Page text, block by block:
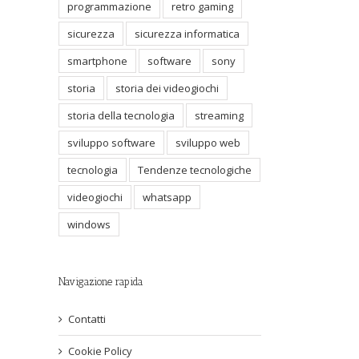
programmazione
retro gaming
sicurezza
sicurezza informatica
smartphone
software
sony
storia
storia dei videogiochi
storia della tecnologia
streaming
sviluppo software
sviluppo web
tecnologia
Tendenze tecnologiche
videogiochi
whatsapp
windows
Navigazione rapida
Contatti
Cookie Policy